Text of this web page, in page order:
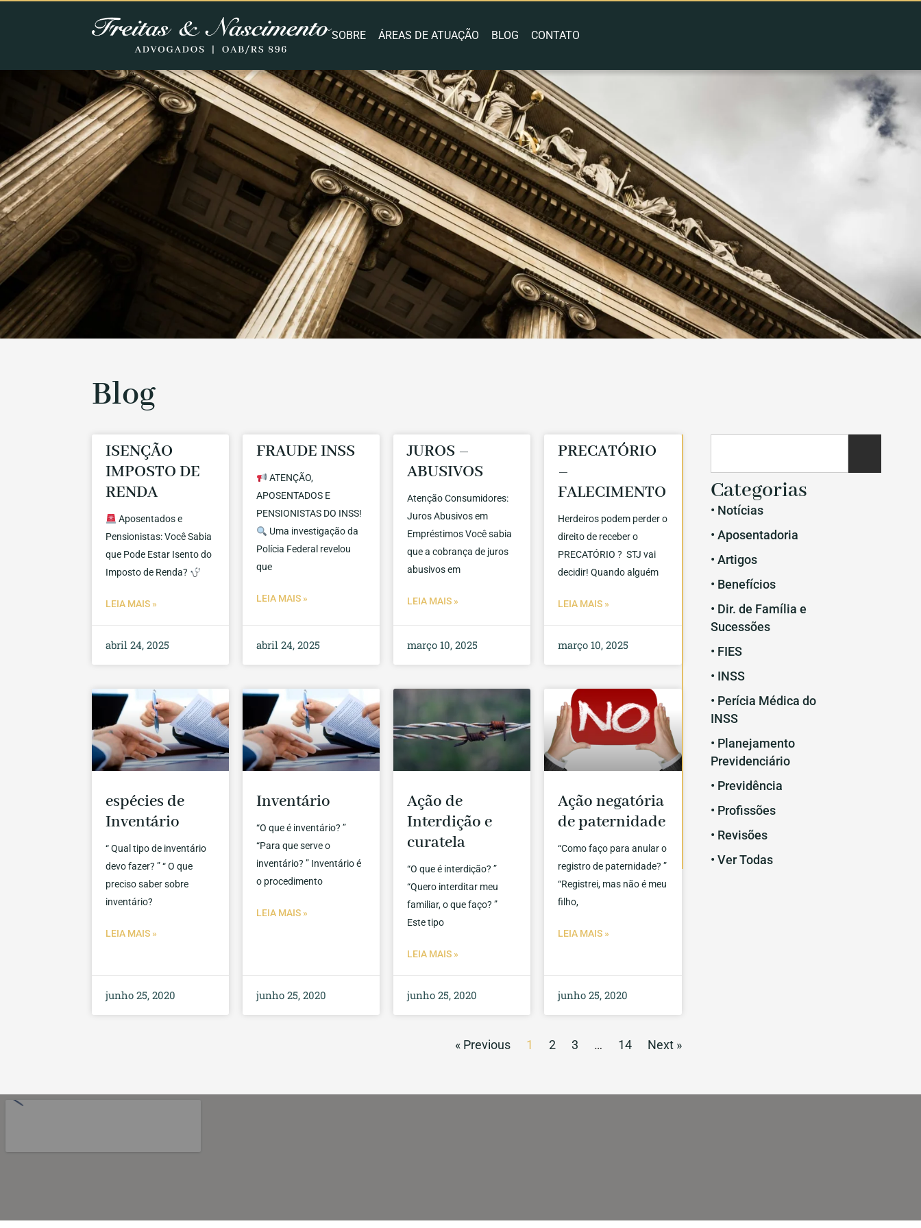
SOBRE ÁREAS DE ATUAÇÃO BLOG CONTATO
Blog
ISENÇÃO
IMPOSTO DE
RENDA
Aposentados e
Pensionistas: Você Sabia
que Pode Estar Isento do
Imposto de Renda?
LEIA MAIS »
abril 24, 2025
FRAUDE INSS
ATENÇÃO,
APOSENTADOS E
PENSIONISTAS DO INSS!
Uma investigação da
Polícia Federal revelou
que
LEIA MAIS »
abril 24, 2025
JUROS –
ABUSIVOS
Atenção Consumidores:
Juros Abusivos em
Empréstimos Você sabia
que a cobrança de juros
abusivos em
LEIA MAIS »
março 10, 2025
PRECATÓRIO
–
FALECIMENTO
Herdeiros podem perder o
direito de receber o
PRECATÓRIO ? STJ vai
decidir! Quando alguém
LEIA MAIS »
março 10, 2025
espécies de
Inventário
“ Qual tipo de inventário
devo fazer? ” “ O que
preciso saber sobre
inventário?
LEIA MAIS »
junho 25, 2020
Inventário
“O que é inventário? ”
“Para que serve o
inventário? ” Inventário é
o procedimento
LEIA MAIS »
junho 25, 2020
Ação de
Interdição e
curatela
“O que é interdição? ”
“Quero interditar meu
familiar, o que faço? ”
Este tipo
LEIA MAIS »
junho 25, 2020
Ação negatória
de paternidade
“Como faço para anular o
registro de paternidade? ”
“Registrei, mas não é meu
filho,
LEIA MAIS »
junho 25, 2020
« Previous 1 2 3 … 14 Next »
Categorias
• Notícias
• Aposentadoria
• Artigos
• Benefícios
• Dir. de Família e
Sucessões
• FIES
• INSS
• Perícia Médica do
INSS
• Planejamento
Previdenciário
• Previdência
• Profissões
• Revisões
• Ver Todas